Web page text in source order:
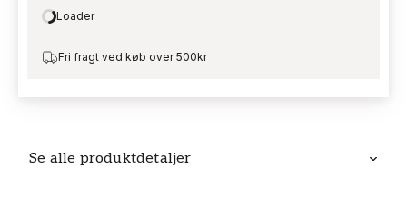
Se alle produktdetaljer
Loading…
Loader
Fri fragt ved køb over 500kr